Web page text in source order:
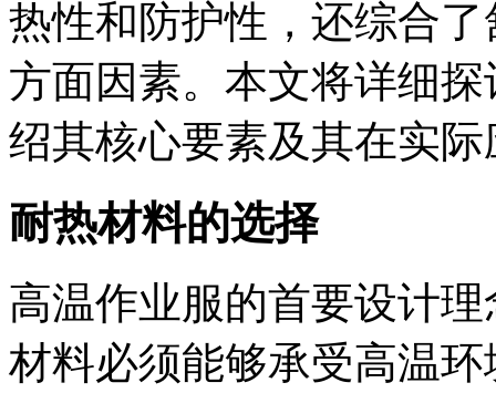
热性和防护性，还综合
方面因素。本文将详细
绍其核心要素及其在实
耐热材料的选择
高温作业服的首要设计
材料必须能够承受高温